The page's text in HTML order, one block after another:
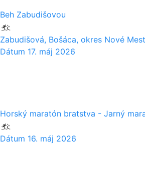
Beh Zabudišovou
Zabudišová, Bošáca, okres Nové
Dátum 17. máj 2026
Horský maratón bratstva - Jarný
Dátum 16. máj 2026